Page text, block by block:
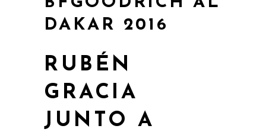
DAKAR 2016
RUBÉN
GRACIA
JUNTO A